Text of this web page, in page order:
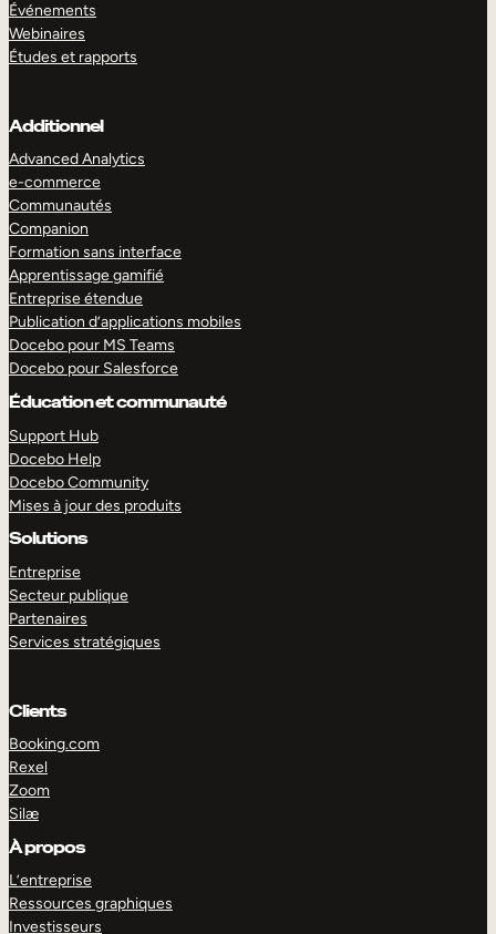
Événements
Webinaires
Études et rapports
Additionnel
Advanced Analytics
e-commerce
Communautés
Companion
Formation sans interface
Apprentissage gamifié
Entreprise étendue
Publication d’applications mobiles
Docebo pour MS Teams
Docebo pour Salesforce
Éducation et communauté
Support Hub
Docebo Help
Docebo Community
Mises à jour des produits
Solutions
Entreprise
Secteur publique
Partenaires
Services stratégiques
Clients
Booking.com
Rexel
Zoom
Silæ
À propos
L’entreprise
Ressources graphiques
Investisseurs